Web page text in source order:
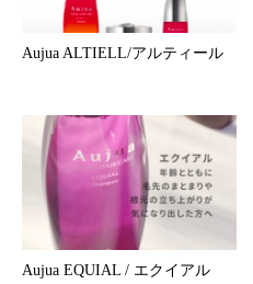
Aujua ALTIELL/アルティール
Aujua EQUIAL / エクイアル